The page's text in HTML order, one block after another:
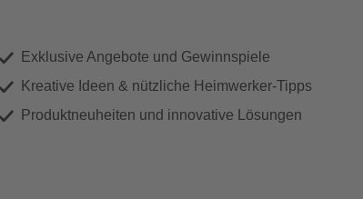
Exklusive Angebote und Gewinnspiele
Kreative Ideen & nützliche Heimwerker-Tipps
Produktneuheiten und innovative Lösungen